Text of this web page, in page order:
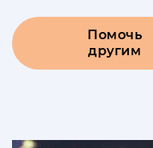
Помочь
другим